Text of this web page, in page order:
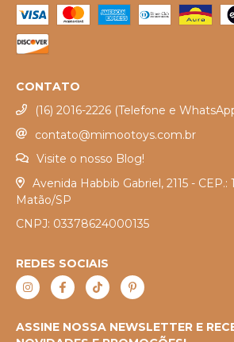
CONTATO
(16) 2016-2226 (Telefone e
contato@mimootoys.com.br
Visite o nosso Blog!
Avenida Habbib Gabriel, 2115 - CEP.:
Matão/SP
CNPJ: 03378624000135
REDES SOCIAIS
ASSINE NOSSA NEWSLETTER E